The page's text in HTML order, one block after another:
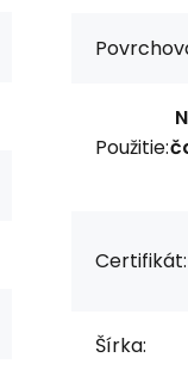
Použitie:
Certifikát:
Šírka: